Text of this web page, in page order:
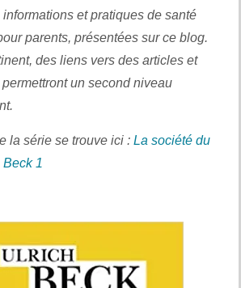
et pratiques de santé
parents, présentées sur ce blog.
des liens vers des articles et
permettront un second niveau
la série se trouve ici : La société du
1